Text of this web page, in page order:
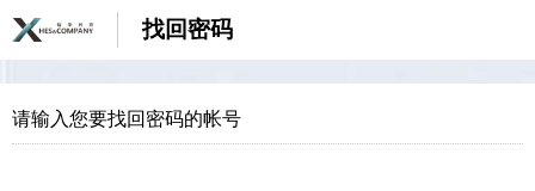
找回密码
请输入您要找回密码的帐号